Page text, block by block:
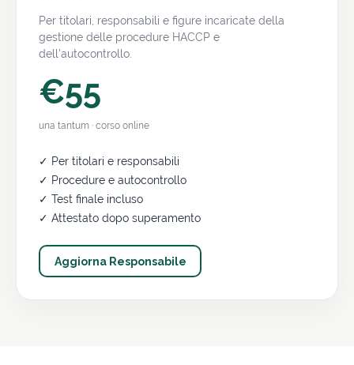
Per titolari, responsabili e figure incaricate della
gestione delle procedure HACCP e
dell’autocontrollo.
€55
una tantum · corso online
✓ Per titolari e responsabili
✓ Procedure e autocontrollo
✓ Test finale incluso
✓ Attestato dopo superamento
Aggiorna Responsabile